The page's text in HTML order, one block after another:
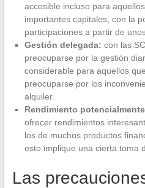
accesible incluso para
importantes capitales, con la
participaciones a partir de
Gestión delegada: con las
preocuparse por la gestión
considerable para aquellos
preocuparse por los
alquiler.
Rendimiento
ofrecer rendimientos
los de muchos productos
esto implique una cierta toma
Las